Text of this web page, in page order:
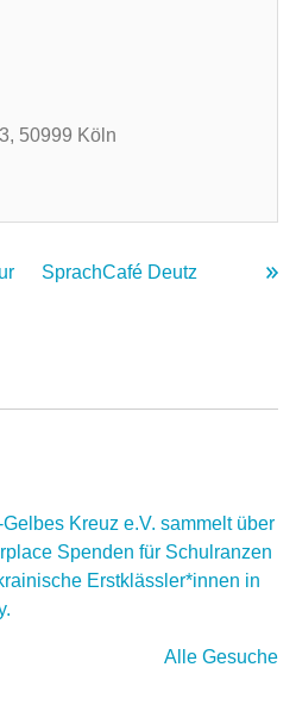
50999 Köln
SprachCafé Deutz
Gelbes Kreuz e.V. sammelt über
Spenden für Schulranzen
Erstklässler*innen in
Alle Gesuche